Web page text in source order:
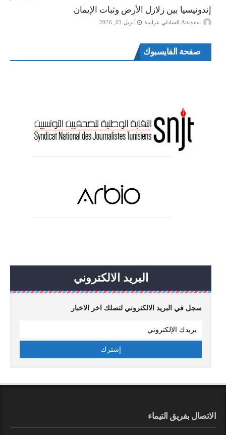
إندونيسيا بين زلازل الأرض وثبات الإيمان
Attayma الشاذلي عرايبية أبريل 03, 2026
صفحة الفايسبوك
البريد الالكتروني
سجل في البريد الالكتروني لتصلك اخر الاخبار
الاتصال بفريق التيماء